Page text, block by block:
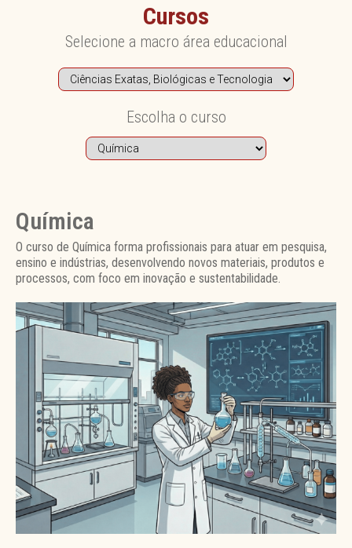
Cursos
Selecione a macro área educacional
Escolha o curso
Química
O curso de Química forma profissionais para atuar em pesquisa,
ensino e indústrias, desenvolvendo novos materiais, produtos e
processos, com foco em inovação e sustentabilidade.